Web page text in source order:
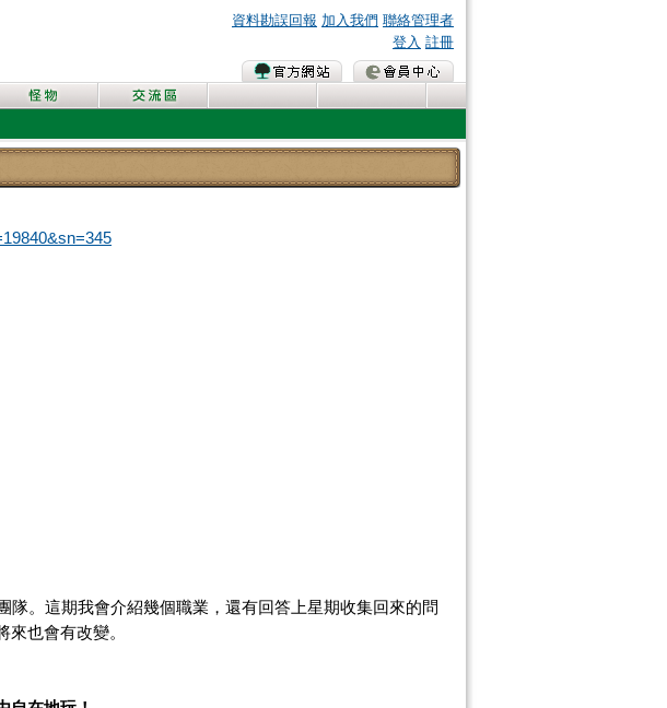
資料勘誤回報 加入我們 聯絡管理者
登入 註冊
隊。這期我會介紹幾個職業，還有回答上星期收集回來的問
來也會有改變。